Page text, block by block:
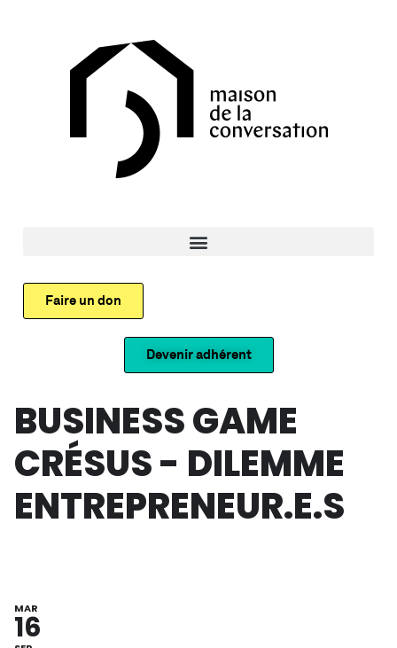
Faire un don
Devenir adhérent
BUSINESS GAME
CRÉSUS - DILEMME
ENTREPRENEUR.E.S
MAR
16